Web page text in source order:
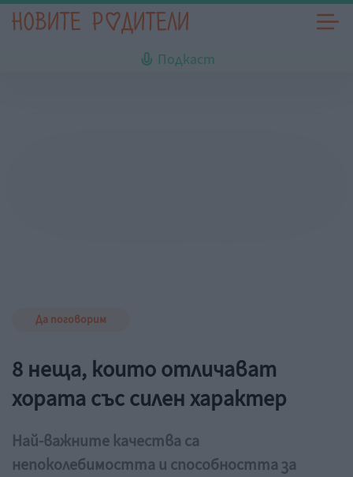
Подкаст
Да поговорим
8 неща, които отличават
хората със силен характер
Най-важните качества са
непоколебимостта и способността за